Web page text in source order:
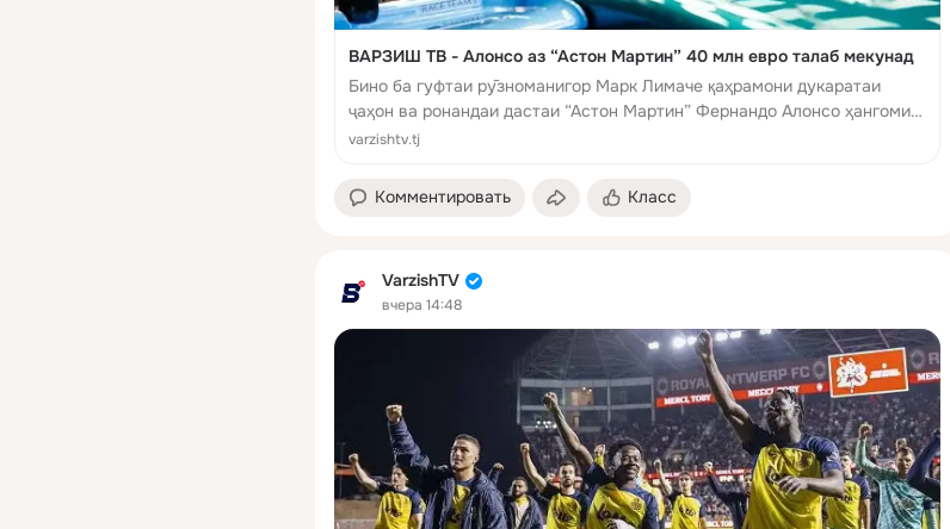
ВАРЗИШ ТВ - Алонсо аз “Астон Мартин” 40 млн евро талаб мекунад
Бино ба гуфтаи рӯзноманигор Марк Лимаче қаҳрамони дукаратаи
ҷаҳон ва ронандаи дастаи “Астон Мартин” Фернандо Алонсо ҳангоми
тамдиди шартномааш бо дастаи бритониёӣ ба афзоиши маош умед
varzishtv.tj
Комментировать Класс
VarzishTV
вчера 14:48